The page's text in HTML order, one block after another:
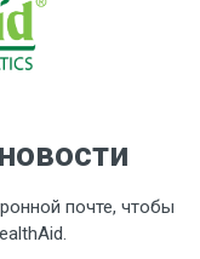
почте, чтобы